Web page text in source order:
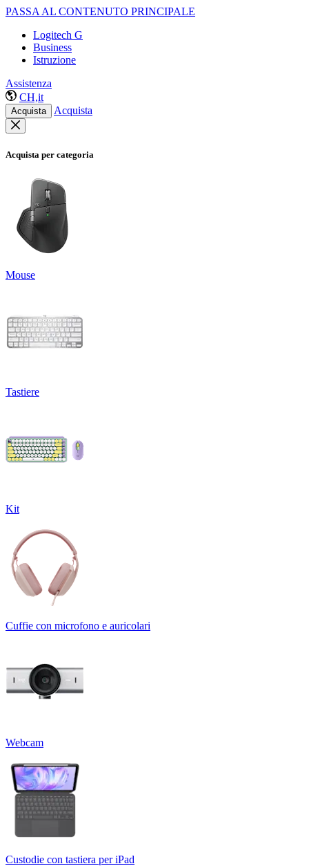
PASSA AL CONTENUTO PRINCIPALE
Logitech G
Business
Istruzione
Assistenza
CH,it
Acquista Acquista
Acquista per categoria
Mouse
Tastiere
Kit
Cuffie con microfono e auricolari
Webcam
Custodie con tastiera per iPad